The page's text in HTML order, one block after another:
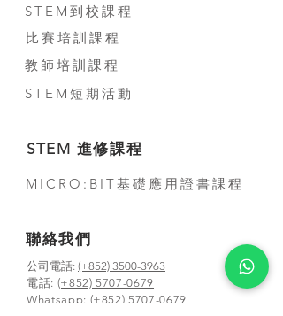
STEM到校課程
比賽培訓課程
教師培訓課程
STEM短期活動
STEM 進修課程
MICRO:BIT基礎應用證書課程
聯絡我們
公司電話: (+852) 3500-3963
電話: (+852) 5707-0679
Whatsapp: (+852) 5707-0679